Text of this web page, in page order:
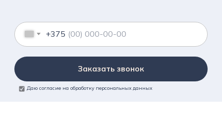
+375
Заказать звонок
Даю согласие на обработку персональных данных